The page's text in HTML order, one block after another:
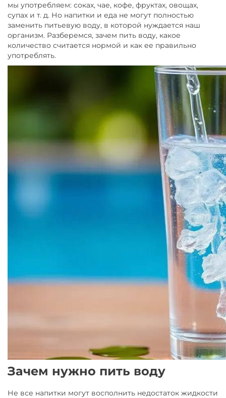
мы употребляем: соках, чае, кофе, фруктах, овощах,
супах и т. д. Но напитки и еда не могут полностью
заменить питьевую воду, в которой нуждается наш
организм. Разберемся, зачем пить воду, какое
количество считается нормой и как ее правильно
употреблять.
Зачем нужно пить воду
Не все напитки могут восполнить недостаток жидкости